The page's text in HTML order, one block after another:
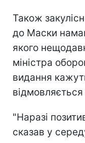
Також
до Маски
якого
міністра
видання
"Наразі
сказав у